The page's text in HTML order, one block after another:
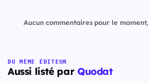
Aucun commentaires pour le
DU MÊME ÉDITEUR
Aussi listé par Quodat